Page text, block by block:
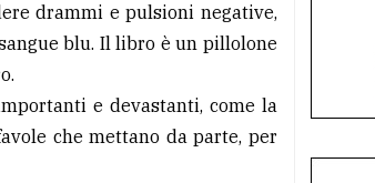
drammi e pulsioni negative,
blu. Il libro è un pillolone
e devastanti, come la
che mettano da parte, per